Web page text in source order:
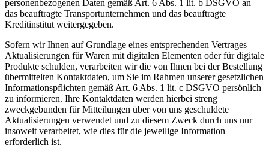
personenbezogenen Daten gemäß Art. 6 Abs. 1 lit. b DSGVO an
das beauftragte Transportunternehmen und das beauftragte
Kreditinstitut weitergegeben.
Sofern wir Ihnen auf Grundlage eines entsprechenden Vertrages
Aktualisierungen für Waren mit digitalen Elementen oder für digitale
Produkte schulden, verarbeiten wir die von Ihnen bei der Bestellung
übermittelten Kontaktdaten, um Sie im Rahmen unserer gesetzlichen
Informationspflichten gemäß Art. 6 Abs. 1 lit. c DSGVO persönlich
zu informieren. Ihre Kontaktdaten werden hierbei streng
zweckgebunden für Mitteilungen über von uns geschuldete
Aktualisierungen verwendet und zu diesem Zweck durch uns nur
insoweit verarbeitet, wie dies für die jeweilige Information
erforderlich ist.